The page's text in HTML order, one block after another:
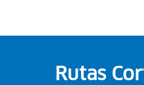
Rutas